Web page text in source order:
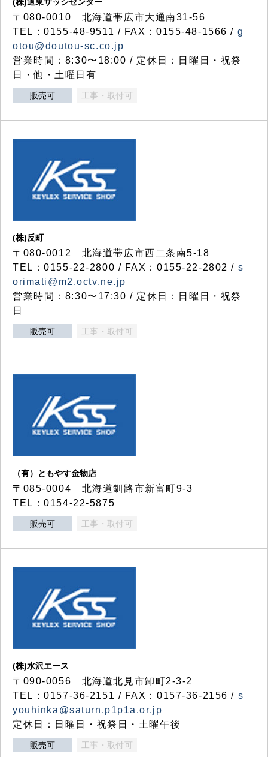
〒080-0010 北海道帯広市大通南31-56
TEL：0155-48-9511 / FAX：0155-48-1566 / g
otou@doutou-sc.co.jp
営業時間：8:30〜18:00 / 定休日：日曜日・祝祭
日・他・土曜日有
販売可 工事・取付可
(株)反町
〒080-0012 北海道帯広市西二条南5-18
TEL：0155-22-2800 / FAX：0155-22-2802 / s
orimati@m2.octv.ne.jp
営業時間：8:30〜17:30 / 定休日：日曜日・祝祭
日
販売可 工事・取付可
（有）ともやす金物店
〒085-0004 北海道釧路市新富町9-3
TEL：0154-22-5875
販売可 工事・取付可
(株)水沢エース
〒090-0056 北海道北見市卸町2-3-2
TEL：0157-36-2151 / FAX：0157-36-2156 / s
youhinka@saturn.p1p1a.or.jp
定休日：日曜日・祝祭日・土曜午後
販売可 工事・取付可